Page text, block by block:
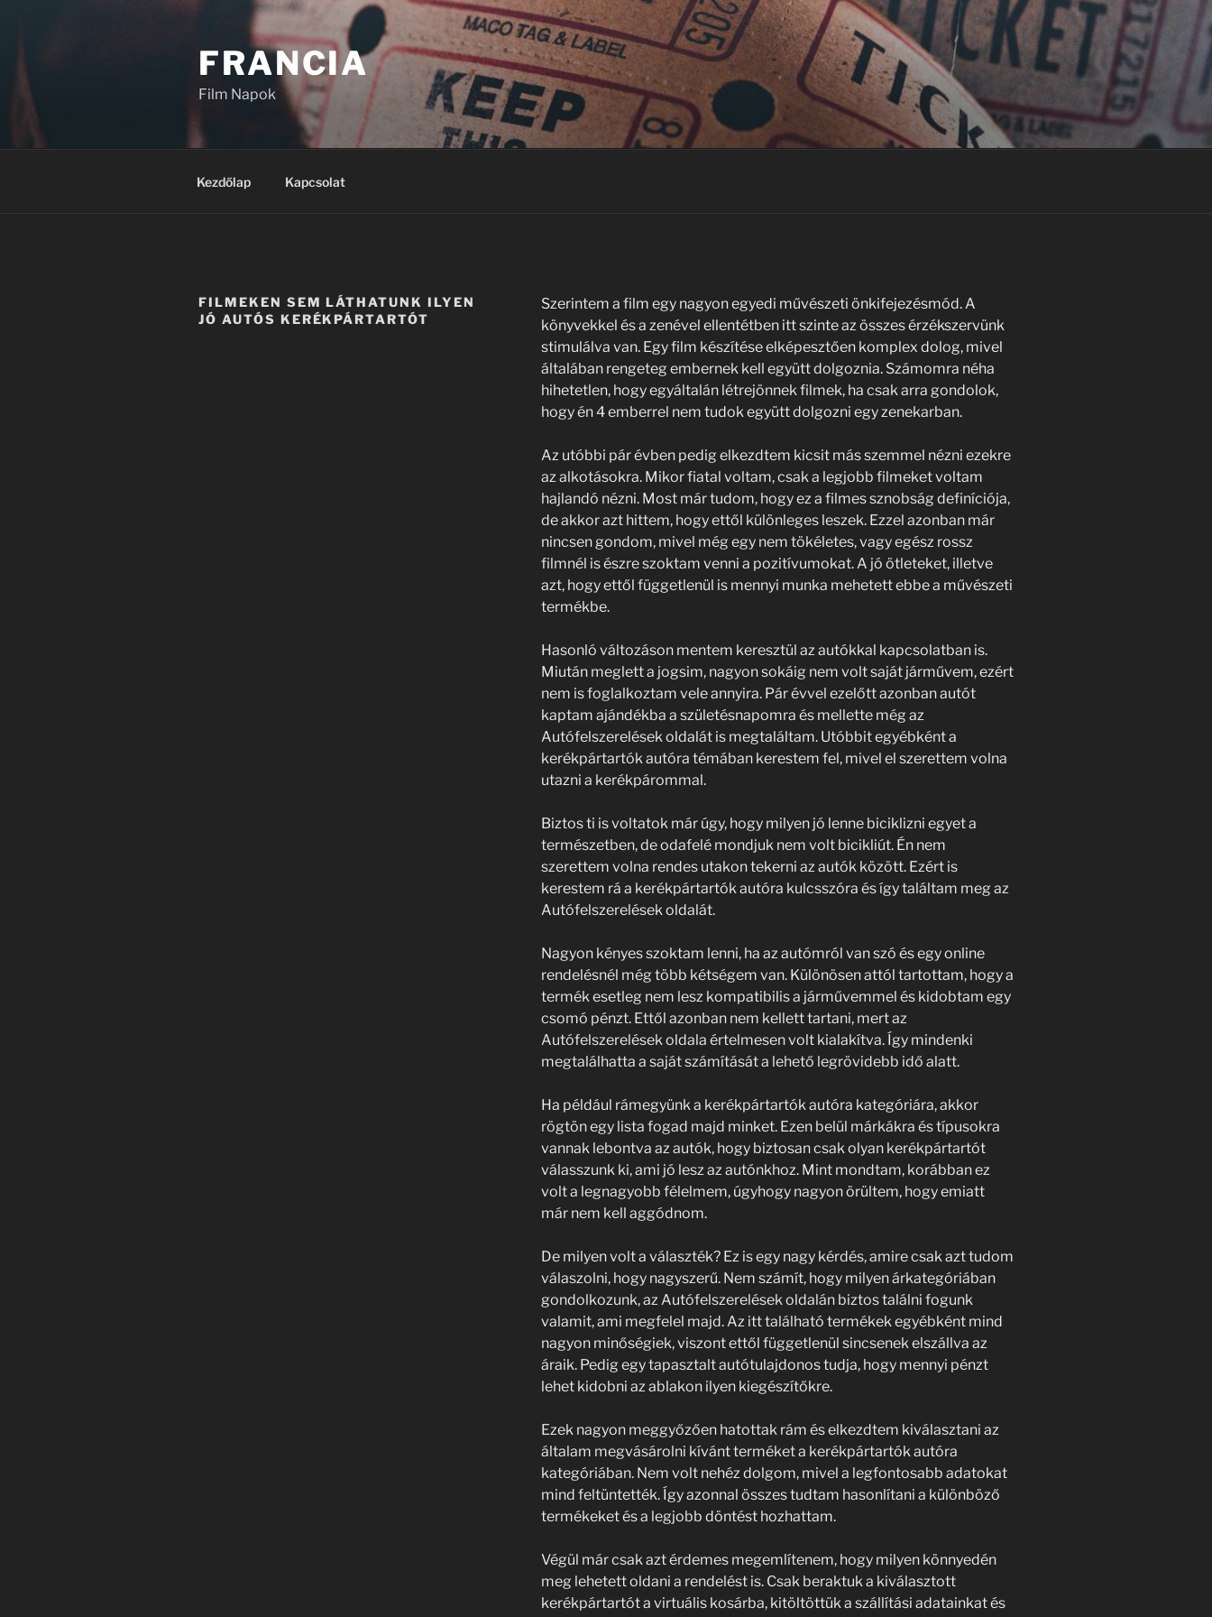
FRANCIA
Film Napok
Kezdőlap Kapcsolat
FILMEKEN SEM LÁTHATUNK ILYEN
JÓ AUTÓS KERÉKPÁRTARTÓT
Szerintem a film egy nagyon egyedi művészeti önkifejezésmód. A
könyvekkel és a zenével ellentétben itt szinte az összes érzékszervünk
stimulálva van. Egy film készítése elképesztően komplex dolog, mivel
általában rengeteg embernek kell együtt dolgoznia. Számomra néha
hihetetlen, hogy egyáltalán létrejönnek filmek, ha csak arra gondolok,
hogy én 4 emberrel nem tudok együtt dolgozni egy zenekarban.
Az utóbbi pár évben pedig elkezdtem kicsit más szemmel nézni ezekre
az alkotásokra. Mikor fiatal voltam, csak a legjobb filmeket voltam
hajlandó nézni. Most már tudom, hogy ez a filmes sznobság definíciója,
de akkor azt hittem, hogy ettől különleges leszek. Ezzel azonban már
nincsen gondom, mivel még egy nem tökéletes, vagy egész rossz
filmnél is észre szoktam venni a pozitívumokat. A jó ötleteket, illetve
azt, hogy ettől függetlenül is mennyi munka mehetett ebbe a művészeti
termékbe.
Hasonló változáson mentem keresztül az autókkal kapcsolatban is.
Miután meglett a jogsim, nagyon sokáig nem volt saját járművem, ezért
nem is foglalkoztam vele annyira. Pár évvel ezelőtt azonban autót
kaptam ajándékba a születésnapomra és mellette még az
Autófelszerelések oldalát is megtaláltam. Utóbbit egyébként a
kerékpártartók autóra témában kerestem fel, mivel el szerettem volna
utazni a kerékpárommal.
Biztos ti is voltatok már úgy, hogy milyen jó lenne biciklizni egyet a
természetben, de odafelé mondjuk nem volt bicikliút. Én nem
szerettem volna rendes utakon tekerni az autók között. Ezért is
kerestem rá a kerékpártartók autóra kulcsszóra és így találtam meg az
Autófelszerelések oldalát.
Nagyon kényes szoktam lenni, ha az autómról van szó és egy online
rendelésnél még több kétségem van. Különösen attól tartottam, hogy a
termék esetleg nem lesz kompatibilis a járművemmel és kidobtam egy
csomó pénzt. Ettől azonban nem kellett tartani, mert az
Autófelszerelések oldala értelmesen volt kialakítva. Így mindenki
megtalálhatta a saját számítását a lehető legrövidebb idő alatt.
Ha például rámegyünk a kerékpártartók autóra kategóriára, akkor
rögtön egy lista fogad majd minket. Ezen belül márkákra és típusokra
vannak lebontva az autók, hogy biztosan csak olyan kerékpártartót
válasszunk ki, ami jó lesz az autónkhoz. Mint mondtam, korábban ez
volt a legnagyobb félelmem, úgyhogy nagyon örültem, hogy emiatt
már nem kell aggódnom.
De milyen volt a választék? Ez is egy nagy kérdés, amire csak azt tudom
válaszolni, hogy nagyszerű. Nem számít, hogy milyen árkategóriában
gondolkozunk, az Autófelszerelések oldalán biztos találni fogunk
valamit, ami megfelel majd. Az itt található termékek egyébként mind
nagyon minőségiek, viszont ettől függetlenül sincsenek elszállva az
áraik. Pedig egy tapasztalt autótulajdonos tudja, hogy mennyi pénzt
lehet kidobni az ablakon ilyen kiegészítőkre.
Ezek nagyon meggyőzően hatottak rám és elkezdtem kiválasztani az
általam megvásárolni kívánt terméket a kerékpártartók autóra
kategóriában. Nem volt nehéz dolgom, mivel a legfontosabb adatokat
mind feltüntették. Így azonnal összes tudtam hasonlítani a különböző
termékeket és a legjobb döntést hozhattam.
Végül már csak azt érdemes megemlítenem, hogy milyen könnyedén
meg lehetett oldani a rendelést is. Csak beraktuk a kiválasztott
kerékpártartót a virtuális kosárba, kitöltöttük a szállítási adatainkat és